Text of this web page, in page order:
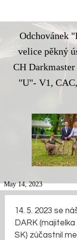
Odchovánek
velice pěkný
CH
"U"- V1,
May 14, 2023
14. 5. 2023 se
DARK
SK) zúčastnil